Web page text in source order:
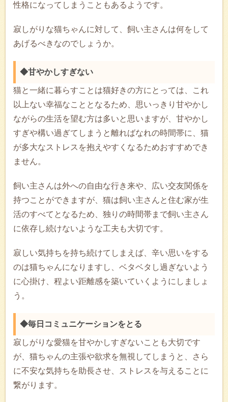
性格になってしまうこともあるようです。
寂しがりな猫ちゃんに対して、飼い主さんは何をして
あげるべきなのでしょうか。
◆甘やかしすぎない
猫と一緒に暮らすことは猫好きの方にとっては、これ
以上ない幸福なこととなるため、思いっきり甘やかし
ながらの生活を望む方は多いと思いますが、甘やかし
すぎや構い過ぎてしまうと離ればなれの時間帯に、猫
が多大なストレスを抱えやすくなるためおすすめでき
ません。
飼い主さんは外への自由な行き来や、広い交友関係を
持つことができますが、猫は飼い主さんと住む家が生
活のすべてとなるため、独りの時間帯まで飼い主さん
に依存し続けないような工夫も大切です。
寂しい気持ちを持ち続けてしまえば、辛い思いをする
のは猫ちゃんになりますし、ベタベタし過ぎないよう
に心掛け、程よい距離感を築いていくようにしましょ
う。
◆毎日コミュニケーションをとる
寂しがりな愛猫を甘やかしすぎないことも大切です
が、猫ちゃんの主張や欲求を無視してしまうと、さら
に不安な気持ちを助長させ、ストレスを与えることに
繋がります。